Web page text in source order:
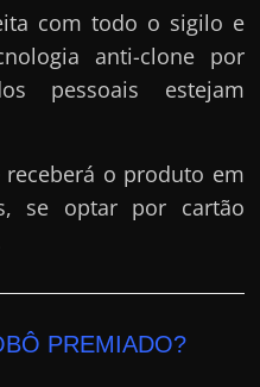
com todo o sigilo e
anti-clone por
pessoais estejam
receberá o produto em
se optar por cartão
PREMIADO?